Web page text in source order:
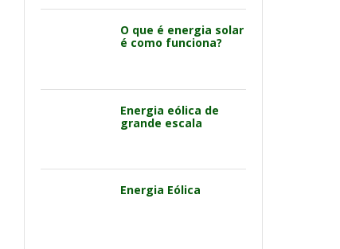
O que é energia solar
é como funciona?
Energia eólica de
grande escala
Energia Eólica